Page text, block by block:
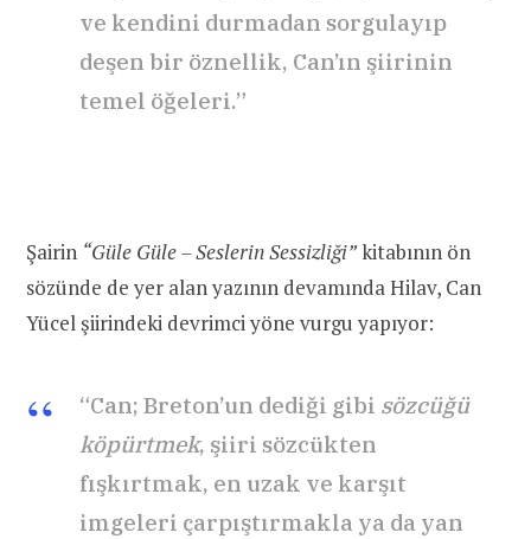
ve kendini durmadan sorgulayıp
deşen bir öznellik, Can’ın şiirinin
temel öğeleri.”
Şairin “Güle Güle – Seslerin Sessizliği”kitabının ön
sözünde de yer alan yazının devamında Hilav, Can
Yücel şiirindeki devrimci yöne vurgu yapıyor:
“Can; Breton’un dediği gibi sözcüğü
köpürtmek, şiiri sözcükten
fışkırtmak, en uzak ve karşıt
imgeleri çarpıştırmakla ya da yan